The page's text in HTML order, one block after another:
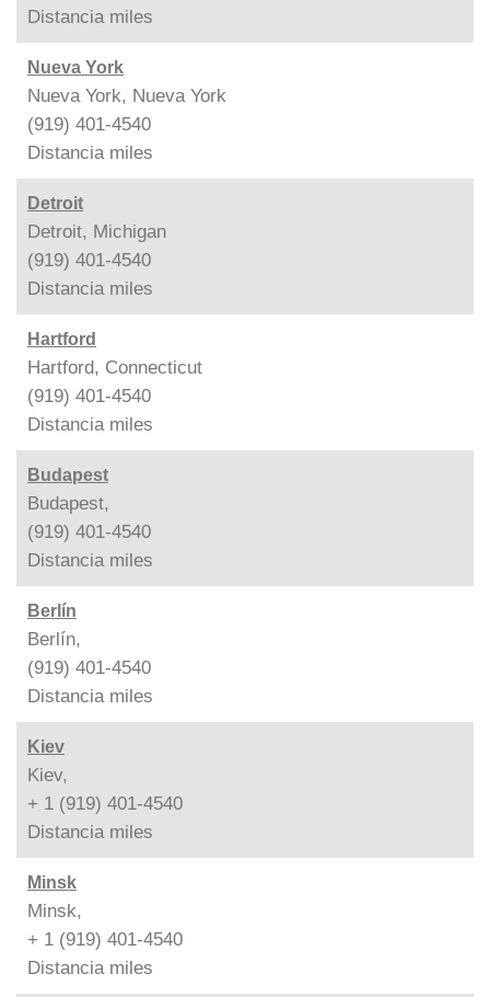
Distancia miles
Nueva York
Nueva York, Nueva York
(919) 401-4540
Distancia miles
Detroit
Detroit, Michigan
(919) 401-4540
Distancia miles
Hartford
Hartford, Connecticut
(919) 401-4540
Distancia miles
Budapest
Budapest,
(919) 401-4540
Distancia miles
Berlín
Berlín,
(919) 401-4540
Distancia miles
Kiev
Kiev,
+ 1 (919) 401-4540
Distancia miles
Minsk
Minsk,
+ 1 (919) 401-4540
Distancia miles